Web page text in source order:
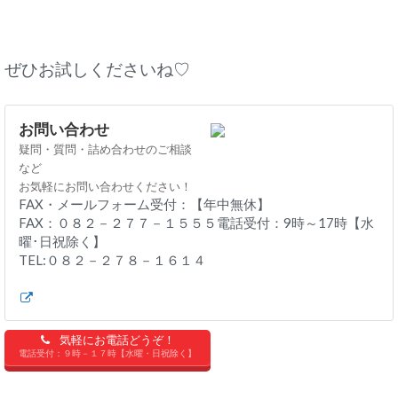
ぜひお試しくださいね♡
お問い合わせ
疑問・質問・詰め合わせのご相談
など
お気軽にお問い合わせください！
FAX・メールフォーム受付：【年中無休】
FAX：０８２－２７７－１５５５電話受付：9時～17時【水
曜･日祝除く】
TEL:０８２－２７８－１６１４
気軽にお電話どうぞ！
電話受付：９時－１７時【水曜・日祝除く】